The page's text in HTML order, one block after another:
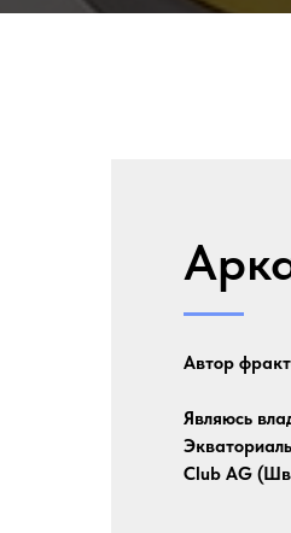
Автор
Являюсь
Club AG